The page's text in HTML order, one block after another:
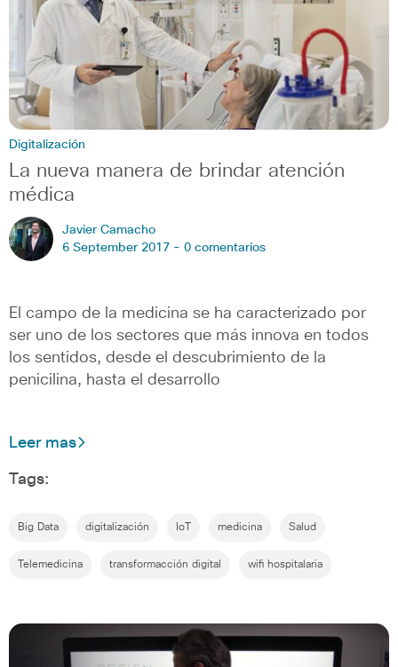
Digitalización
La nueva manera de brindar atención
médica
Javier Camacho
6 September 2017 - 0 comentarios
El campo de la medicina se ha caracterizado por
ser uno de los sectores que más innova en todos
los sentidos, desde el descubrimiento de la
penicilina, hasta el desarrollo
Leer mas
Tags:
Big Data digitalización IoT medicina Salud
Telemedicina transformacción digital wifi hospitalaria